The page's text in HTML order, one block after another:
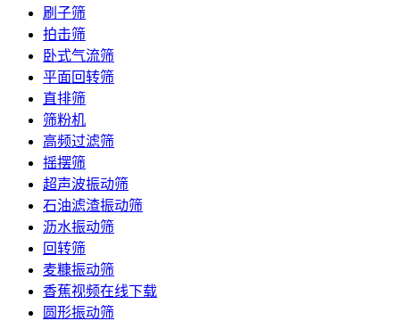
刷子筛
拍击筛
卧式气流筛
平面回转筛
直排筛
筛粉机
高频过滤筛
摇摆筛
超声波振动筛
石油滤渣振动筛
沥水振动筛
回转筛
麦糠振动筛
香蕉视频在线下载
圆形振动筛